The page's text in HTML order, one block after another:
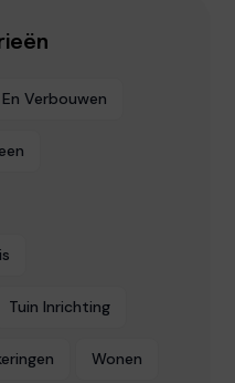
Verbouwen
Tuin Inrichting
Wonen